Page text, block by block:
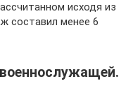
исходя из
составил менее 6